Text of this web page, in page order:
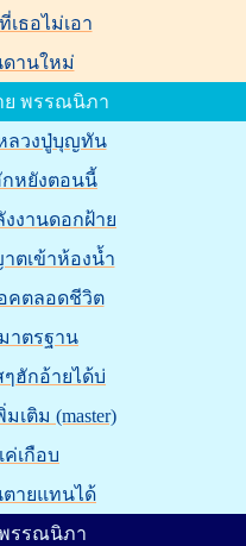
ธอไม่เอา
ดานใหม่
ย พรรณนิภา
ลวงปู่บุญทัน
กหยังตอนนี้
งานดอกฝ้าย
ตเข้าห้องน้ำ
คตลอดชีวิต
าตรฐาน
ฮักอ้ายได้บ่
เติม (master)
เกือบ
ตายแทนได้
รรณนิภา